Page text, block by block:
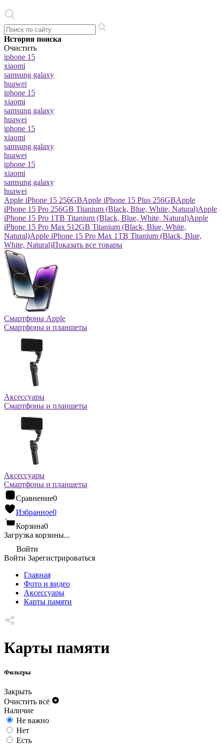
История поиска
Очистить
iphone 15
xiaomi
samsung galaxy
huawei
iphone 15
xiaomi
samsung galaxy
huawei
iphone 15
xiaomi
samsung galaxy
huawei
iphone 15
xiaomi
samsung galaxy
huawei
Apple iPhone 15 256GBApple iPhone 15 Plus 256GBApple
iPhone 15 Pro 256GB Titanium (Black, Blue, White, Natural)Apple
iPhone 15 Pro 1TB Titanium (Black, Blue, White, Natural)Apple
iPhone 15 Pro Max 512GB Titanium (Black, Blue, White,
Natural)Apple iPhone 15 Pro Max 1TB Titanium (Black, Blue,
White, Natural)Показать все товары
Смартфоны Apple
Смартфоны и планшеты
Аксессуары
Смартфоны и планшеты
Аксессуары
Смартфоны и планшеты
Сравнение0
Избранное0
Корзина0
Загрузка корзины...
Войти
Войти Зарегистрироваться
Главная
Фото и видео
Аксессуары
Карты памяти
Карты памяти
Фильтры
Закрыть
Очистить всё
Наличие
Не важно
Нет
Есть